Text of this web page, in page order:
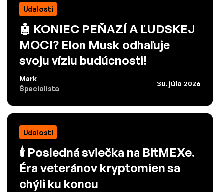
Udalosti
🤖 KONIEC PEŇAZÍ A ĽUDSKEJ
MOCI? Elon Musk odhaľuje
svoju víziu budúcnosti!
Mark
Špecialista
30. júla 2026
Udalosti
🕯️ Posledná sviečka na BitMEXe.
Éra veteránov kryptomien sa
chýli ku koncu